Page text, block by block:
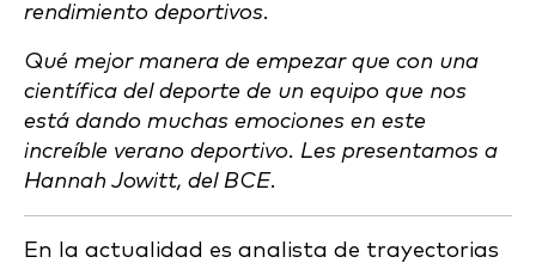
rendimiento deportivos.
Qué mejor manera de empezar que con una
científica del deporte de un equipo que nos
está dando muchas emociones en este
increíble verano deportivo. Les presentamos a
Hannah Jowitt, del BCE.
En la actualidad es analista de trayectorias